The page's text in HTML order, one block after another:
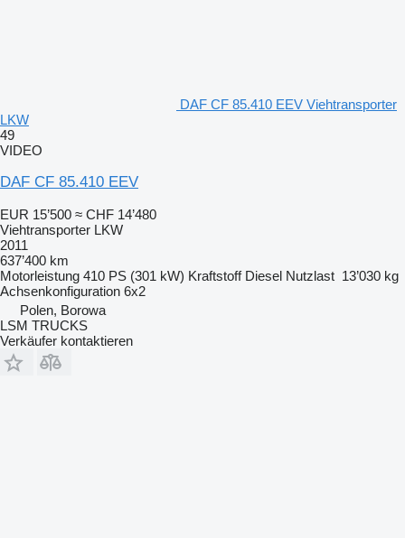
DAF CF 85.410 EEV Viehtransporter
LKW
49
VIDEO
DAF CF 85.410 EEV
EUR 15’500 ≈ CHF 14’480
Viehtransporter LKW
2011
637’400 km
Motorleistung 410 PS (301 kW) Kraftstoff Diesel Nutzlast 13’030 kg
Achsenkonfiguration 6x2
Polen, Borowa
LSM TRUCKS
Verkäufer kontaktieren